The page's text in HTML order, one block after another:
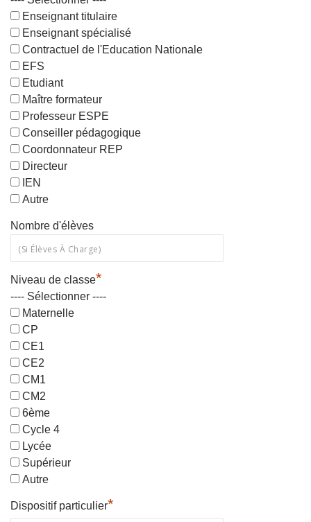
Enseignant titulaire
Enseignant spécialisé
Contractuel de l'Education Nationale
EFS
Etudiant
Maître formateur
Professeur ESPE
Conseiller pédagogique
Coordonnateur REP
Directeur
IEN
Autre
Nombre d'élèves
Niveau de classe*
---- Sélectionner ----
Maternelle
CP
CE1
CE2
CM1
CM2
6ème
Cycle 4
Lycée
Supérieur
Autre
Dispositif particulier*